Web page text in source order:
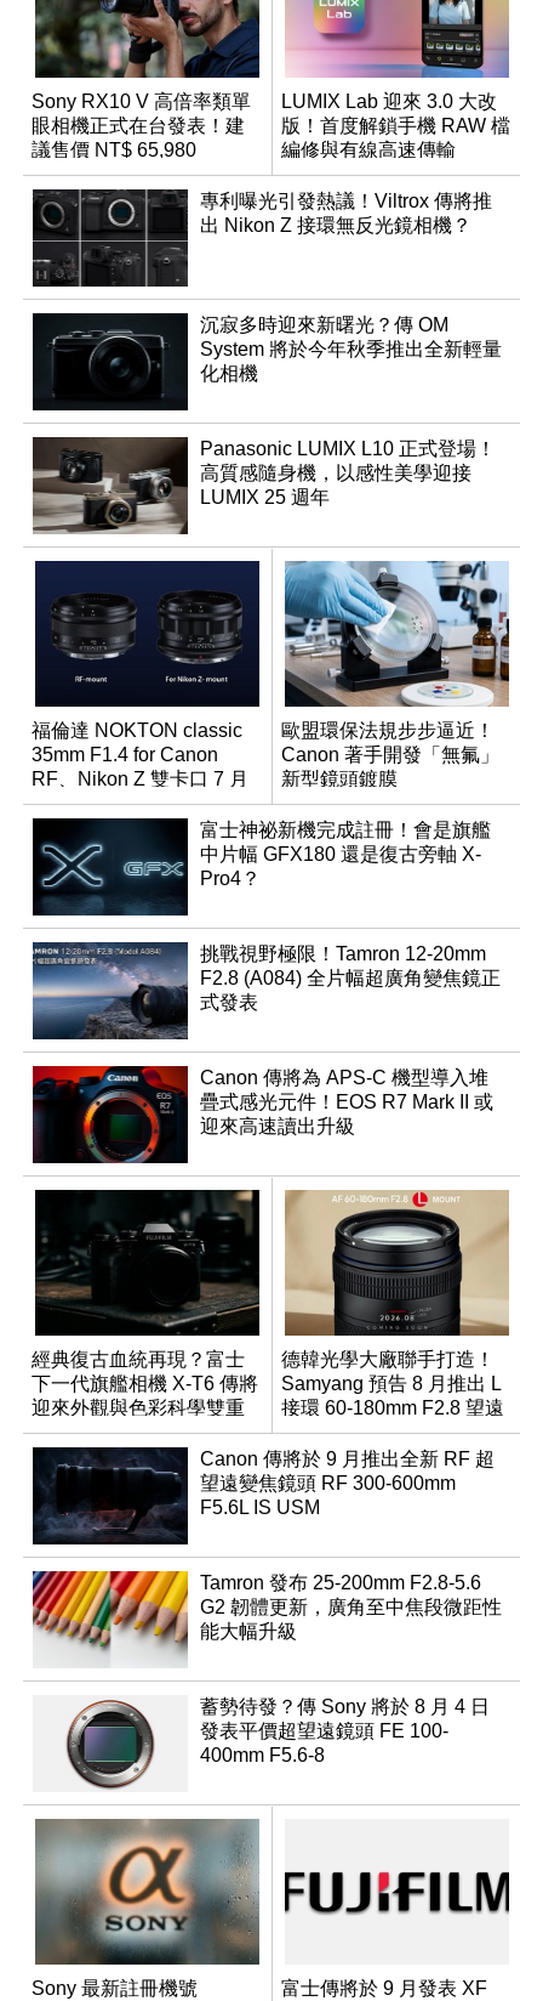
Sony RX10 V 高倍率類單
眼相機正式在台發表！建
議售價 NT$ 65,980
LUMIX Lab 迎來 3.0 大改
版！首度解鎖手機 RAW 檔
編修與有線高速傳輸
專利曝光引發熱議！Viltrox 傳將推
出 Nikon Z 接環無反光鏡相機？
沉寂多時迎來新曙光？傳 OM
System 將於今年秋季推出全新輕量
化相機
Panasonic LUMIX L10 正式登場！
高質感隨身機，以感性美學迎接
LUMIX 25 週年
福倫達 NOKTON classic
35mm F1.4 for Canon
RF、Nikon Z 雙卡口 7 月
同步登台
歐盟環保法規步步逼近！
Canon 著手開發「無氟」
新型鏡頭鍍膜
富士神祕新機完成註冊！會是旗艦
中片幅 GFX180 還是復古旁軸 X-
Pro4？
挑戰視野極限！Tamron 12-20mm
F2.8 (A084) 全片幅超廣角變焦鏡正
式發表
Canon 傳將為 APS-C 機型導入堆
疊式感光元件！EOS R7 Mark II 或
迎來高速讀出升級
經典復古血統再現？富士
下一代旗艦相機 X-T6 傳將
迎來外觀與色彩科學雙重
優化
德韓光學大廠聯手打造！
Samyang 預告 8 月推出 L
接環 60-180mm F2.8 望遠
變焦鏡
Canon 傳將於 9 月推出全新 RF 超
望遠變焦鏡頭 RF 300-600mm
F5.6L IS USM
Tamron 發布 25-200mm F2.8-5.6
G2 韌體更新，廣角至中焦段微距性
能大幅升級
蓄勢待發？傳 Sony 將於 8 月 4 日
發表平價超望遠鏡頭 FE 100-
400mm F5.6-8
Sony 最新註冊機號
富士傳將於 9 月發表 XF